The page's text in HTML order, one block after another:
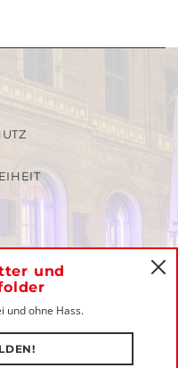
und
und ohne Hass.